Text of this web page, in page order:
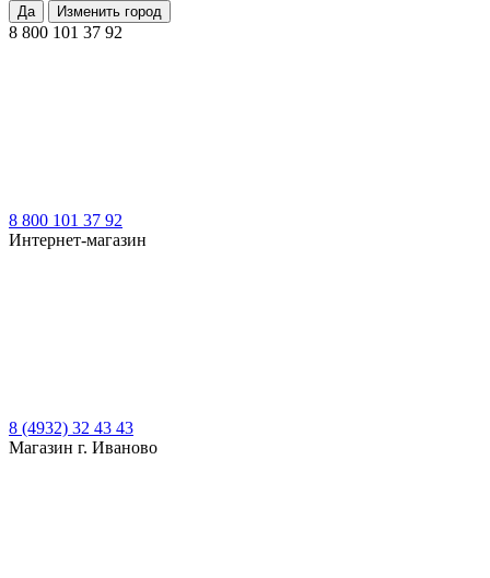
Да Изменить город
8 800 101 37 92
8 800 101 37 92
Интернет-магазин
8 (4932) 32 43 43
Магазин г. Иваново